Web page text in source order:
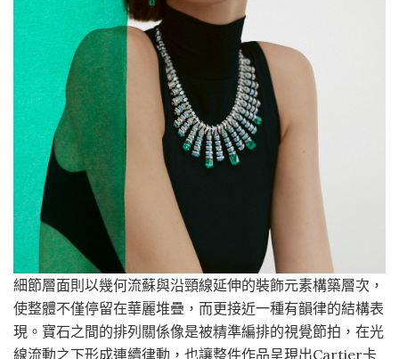
細節層面則以幾何流蘇與沿頸線延伸的裝飾元素構築層次，
使整體不僅停留在華麗堆疊，而更接近一種有韻律的結構表
現。寶石之間的排列關係像是被精準編排的視覺節拍，在光
線流動之下形成連續律動，也讓整件作品呈現出Cartier卡